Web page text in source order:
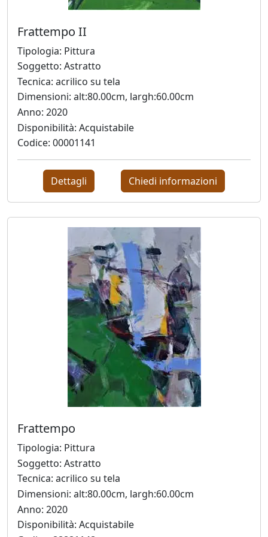
Antonio
Bardino
Mattia
Barone
Maria
Basile
Giuliana
Bellini
Franco
Beraldo
Augusto
Bianchet
Riccardo
Boesso
Ivana
Bomben
Walter
Bortolossi
Frattempo II
Tipologia: Pittura
Soggetto: Astratto
Tecnica: acrilico su tela
Dimensioni: alt:80.00cm, largh:60.00cm
Anno: 2020
Disponibilità: Acquistabile
Codice: 00001141
Dettagli Chiedi informazioni
Frattempo
Tipologia: Pittura
Soggetto: Astratto
Tecnica: acrilico su tela
Dimensioni: alt:80.00cm, largh:60.00cm
Anno: 2020
Disponibilità: Acquistabile